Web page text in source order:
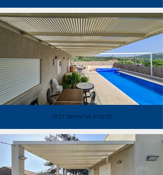
פרגולת אלומיניום לבנה